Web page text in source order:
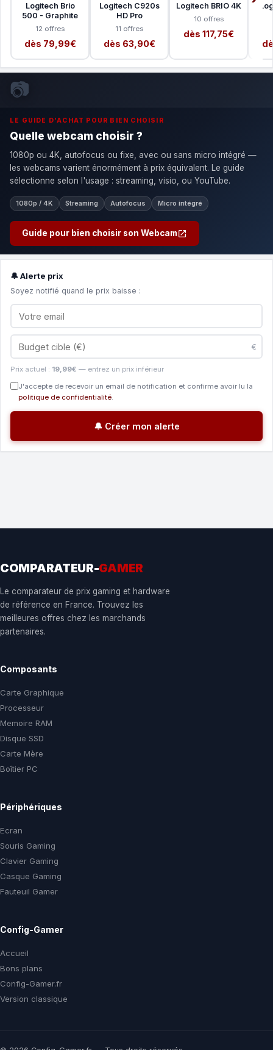
Logitech Brio
500 - Graphite
12 offres
dès 79,99€
Logitech C920s
HD Pro
11 offres
dès 63,90€
Logitech BRIO 4K
10 offres
dès 117,75€
📷
LE GUIDE D'ACHAT POUR BIEN CHOISIR
Quelle webcam choisir ?
1080p ou 4K, autofocus ou fixe, avec ou sans micro intégré —
les webcams varient énormément à prix équivalent. Le guide
sélectionne selon l'usage : streaming, visio, ou YouTube.
1080p / 4K Streaming Autofocus Micro intégré
Guide pour bien choisir son Webcam
🔔 Alerte prix
Soyez notifié quand le prix baisse :
€
Prix actuel : 19,99€ — entrez un prix inférieur
J'accepte de recevoir un email de notification et confirme avoir lu la
politique de confidentialité.
🔔 Créer mon alerte
COMPARATEUR-GAMER
Le comparateur de prix gaming et hardware
de référence en France. Trouvez les
meilleures offres chez les marchands
partenaires.
Composants
Carte Graphique
Processeur
Memoire RAM
Disque SSD
Carte Mère
Boîtier PC
Périphériques
Ecran
Souris Gaming
Clavier Gaming
Casque Gaming
Fauteuil Gamer
Config-Gamer
Accueil
Bons plans
Config-Gamer.fr
Version classique